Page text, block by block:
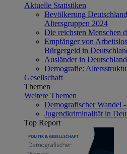
Aktuelle Statistiken
Bevölkerung
Altersgruppen 2024
Die reichsten Menschen
Empfänger von
Bürgergeld in
Ausländer in
Demografie:
Gesellschaft
Themen
Weitere Themen
Demografischer Wandel
Jugendkriminalität in
Top Report